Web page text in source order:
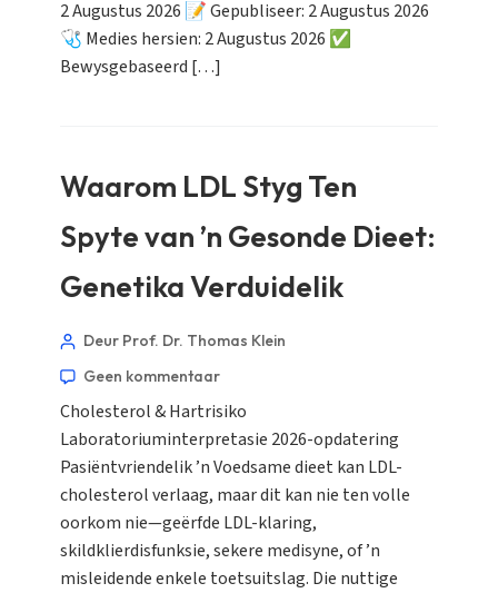
2 Augustus 2026 📝 Gepubliseer: 2 Augustus 2026
🩺 Medies hersien: 2 Augustus 2026 ✅
Bewysgebaseerd […]
Waarom LDL Styg Ten
Spyte van ’n Gesonde Dieet:
Genetika Verduidelik
Deur Prof. Dr. Thomas Klein
Geen kommentaar
Cholesterol & Hartrisiko
Laboratoriuminterpretasie 2026-opdatering
Pasiëntvriendelik ’n Voedsame dieet kan LDL-
cholesterol verlaag, maar dit kan nie ten volle
oorkom nie—geërfde LDL-klaring,
skildklierdisfunksie, sekere medisyne, of ’n
misleidende enkele toetsuitslag. Die nuttige